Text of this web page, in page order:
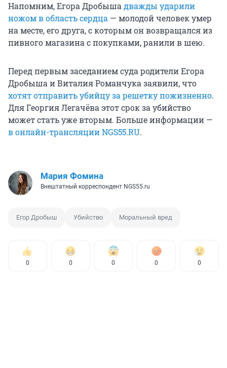
Напомним, Егора Дробыша дважды ударили
ножом в область сердца — молодой человек умер
на месте, его друга, с которым он возвращался из
пивного магазина с покупками, ранили в шею.
Перед первым заседанием суда родители Егора
Дробыша и Виталия Романчука заявили, что
хотят отправить убийцу за решетку пожизненно.
Для Георгия Легачёва этот срок за убийство
может стать уже вторым. Больше информации —
в онлайн-трансляции NGS55.RU.
Мария Фомина
Внештатный корреспондент NGS55.ru
Егор Дробыш Убийство Моральный вред
0 0 0 0 0